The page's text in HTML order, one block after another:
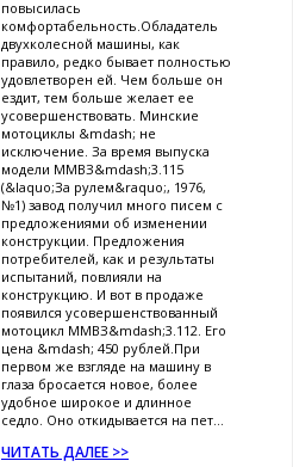
повысилась
комфортабельность.Обладатель
двухколесной машины, как
правило, редко бывает полностью
удовлетворен ей. Чем больше он
ездит, тем больше желает ее
усовершенствовать. Минские
мотоциклы &mdash; не
исключение. За время выпуска
модели ММВЗ&mdash;3.115
(&laquo;За рулем&raquo;, 1976,
№1) завод получил много писем с
предложениями об изменении
конструкции. Предложения
потребителей, как и результаты
испытаний, повлияли на
конструкцию. И вот в продаже
появился усовершенствованный
мотоцикл ММВЗ&mdash;3.112. Его
цена &mdash; 450 рублей.При
первом же взгляде на машину в
глаза бросается новое, более
удобное широкое и длинное
седло. Оно откидывается на пет...
ЧИТАТЬ ДАЛЕЕ >>